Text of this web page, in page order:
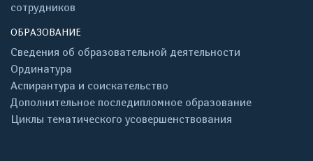
сотрудников
ОБРАЗОВАНИЕ
Сведения об образовательной деятельности
Ординатура
Аспирантура и соискательство
Дополнительное последипломное образование
Циклы тематического усовершенствования